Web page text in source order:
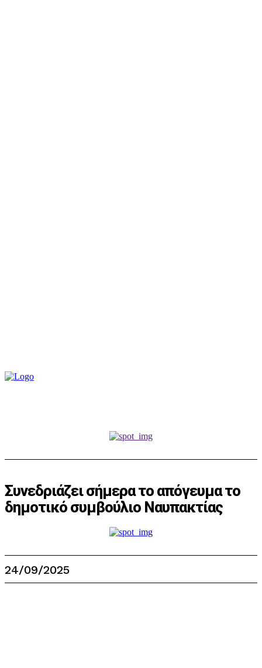
Συνεδριάζει σήμερα το απόγευμα το
δημοτικό συμβούλιο Ναυπακτίας
24/09/2025